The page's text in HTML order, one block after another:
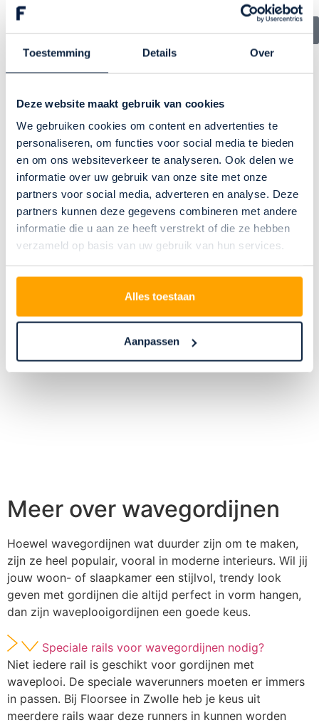
Toestemming Details Over
Deze website maakt gebruik van cookies
We gebruiken cookies om content en advertenties te
personaliseren, om functies voor social media te bieden
en om ons websiteverkeer te analyseren. Ook delen we
informatie over uw gebruik van onze site met onze
partners voor social media, adverteren en analyse. Deze
partners kunnen deze gegevens combineren met andere
informatie die u aan ze heeft verstrekt of die ze hebben
verzameld op basis van uw gebruik van hun services.
Alles toestaan
Aanpassen
Bekijk alle acties
Ga voor gordijnen met
waveplooi naar Floorsee
Verliefd geworden op de perfecte vorm van
wavegordijnen? Welkom in onze Floorsee woonwinkel in
Zwolle. Wij zijn dé Zwolse specialist in vloeren en
raamdecoratie. Wat je woonsituatie, interieur en budget
ook is, bij ons kun je rekenen op: topkwaliteit
producten, veel en ruime keuze, deskundig en eerlijk
Wij zorgen dat alles super geregeld is, van oriëntatie en
inmeten tot en met leggen of ophangen. Stap gewoon
Meer over wavegordijnen
Hoewel wavegordijnen wat duurder zijn om te maken,
zijn ze heel populair, vooral in moderne interieurs. Wil jij
jouw woon- of slaapkamer een stijlvol, trendy look
geven met gordijnen die altijd perfect in vorm hangen,
dan zijn waveplooigordijnen een goede keus.
Speciale rails voor wavegordijnen nodig?
Niet iedere rail is geschikt voor gordijnen met
waveplooi. De speciale waverunners moeten er immers
in passen. Bij Floorsee in Zwolle heb je keus uit
meerdere rails waar deze runners in kunnen worden